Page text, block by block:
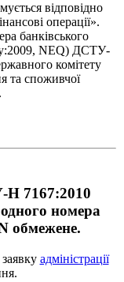
відповідно
операції».
банківського
NEQ) ДСТУ-
комітету
та споживчої
Н 7167:2010
номера
обмежене.
адміністрації